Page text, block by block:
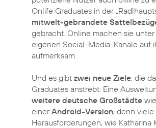
Onlife Graduates in der
mitwelt-gebrandete
gebracht. Online machen sie
eigenen Social-Media-Kanäle auf
aufmerksam.
Und es gibt zwei neue Ziele, die
Graduates anstrebt: Eine
weitere deutsche Großstädte
einerAndroid-Version, denn
Herausforderungen, wie